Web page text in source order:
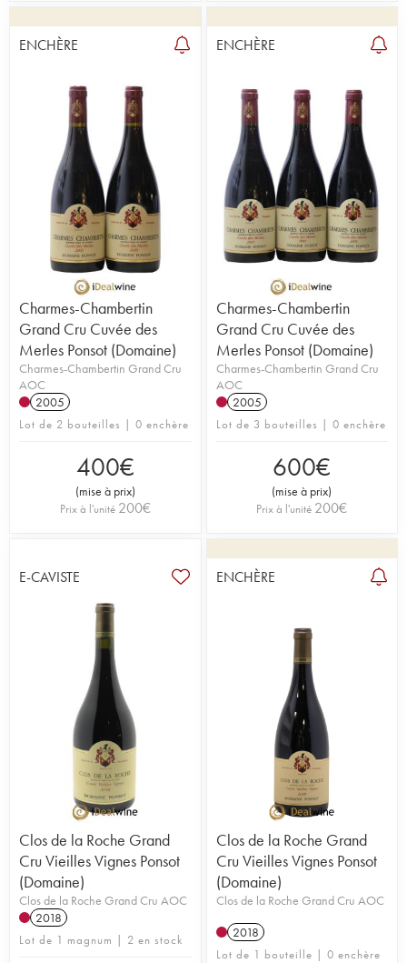
ENCHÈRE
Charmes-Chambertin
Grand Cru Cuvée des
Merles Ponsot (Domaine)
Charmes-Chambertin Grand Cru
AOC
2005
Lot de 2 bouteilles | 0 enchère
400€
(mise à prix)
Prix à l'unité 200€
ENCHÈRE
Charmes-Chambertin
Grand Cru Cuvée des
Merles Ponsot (Domaine)
Charmes-Chambertin Grand Cru
AOC
2005
Lot de 3 bouteilles | 0 enchère
600€
(mise à prix)
Prix à l'unité 200€
E-CAVISTE
Clos de la Roche Grand
Cru Vieilles Vignes Ponsot
(Domaine)
Clos de la Roche Grand Cru AOC
2018
Lot de 1 magnum | 2 en stock
ENCHÈRE
Clos de la Roche Grand
Cru Vieilles Vignes Ponsot
(Domaine)
Clos de la Roche Grand Cru AOC
2018
Lot de 1 bouteille | 0 enchère